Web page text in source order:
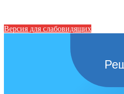
Версия для слабовидящих